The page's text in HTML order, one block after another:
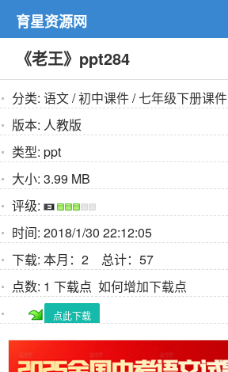
育星资源网
《老王》ppt284
分类: 语文/初中课件/七年级下册课件
版本: 人教版
类型: ppt
大小: 3.99 MB
评级:
时间: 2018/1/30 22:12:05
下载: 本月：2 总计：57
点数: 1 下载点 如何增加下载点
点此下载